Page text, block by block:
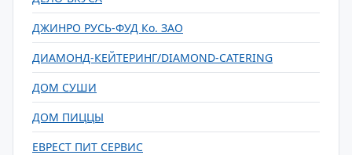
ДЖИНРО РУСЬ-ФУД Ко. ЗАО
ДИАМОНД-КЕЙТЕРИНГ/DIAMOND-CATERING
ДОМ СУШИ
ДОМ ПИЦЦЫ
ЕВРЕСТ ПИТ СЕРВИС